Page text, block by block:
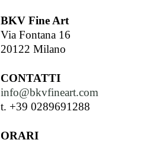
BKV Fine Art
Via Fontana 16
20122 Milano
CONTATTI
info@bkvfineart.com
t. +39 0289691288
ORARI